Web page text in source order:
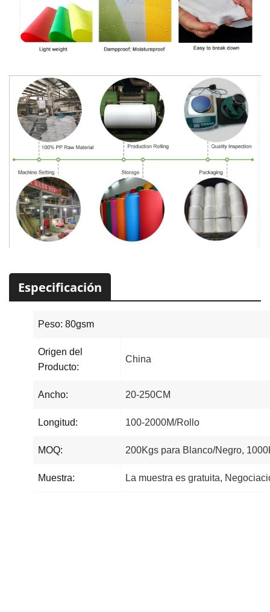
Especificación
Peso: 80gsm
Origen del
Producto:
China
Ancho: 20-250CM
Longitud: 100-2000M/Rollo
MOQ: 200Kgs para Blanco/Negro,
Muestra: La muestra es gratuita,